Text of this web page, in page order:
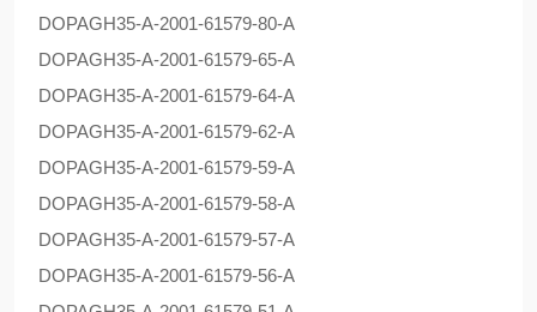
DOPAGH35-A-2001-61579-80-A
DOPAGH35-A-2001-61579-65-A
DOPAGH35-A-2001-61579-64-A
DOPAGH35-A-2001-61579-62-A
DOPAGH35-A-2001-61579-59-A
DOPAGH35-A-2001-61579-58-A
DOPAGH35-A-2001-61579-57-A
DOPAGH35-A-2001-61579-56-A